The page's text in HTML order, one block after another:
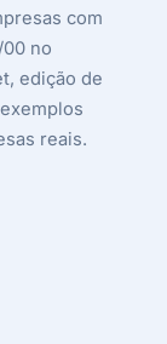
com
no
edição de
reais.